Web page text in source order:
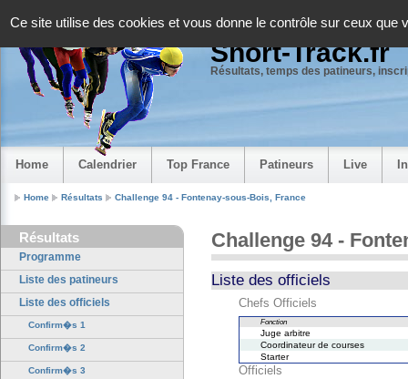
Ce site utilise des cookies et vous donne le contrôle sur ceux que
Short-Track.fr
Résultats, temps des patineurs,
Home Calendrier Top France Patineurs Live
Home Résultats Challenge 94 - Fontenay-sous-Bois, France
Résultats
Programme
Liste des patineurs
Liste des officiels
Confirm�s 1
Confirm�s 2
Confirm�s 3
Challenge 94 -
Liste des officiels
Chefs Officiels
Fonction
Juge arbitre
Coordinateur de courses
Starter
Officiels